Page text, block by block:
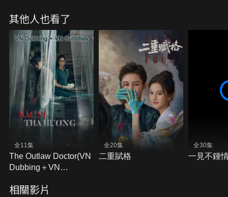
其他人也看了
全11集
The Outlaw Doctor(VN
Dubbing＋VN
全20集
二重賦格
全30集
一見不鍾
相關影片